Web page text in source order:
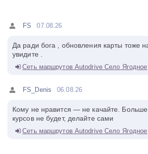
FS 07.08.26
Да ради бога , обновления карты тоже
увидите .
Сеть маршрутов Autodrive Село Ягодное
FS_Denis 06.08.26
Кому не нравится — не качайте.
курсов не будет, делайте сами
Сеть маршрутов Autodrive Село Ягодное